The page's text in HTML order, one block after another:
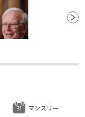
マンスリー